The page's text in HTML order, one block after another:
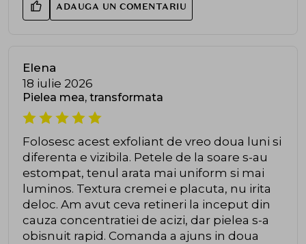
ADAUGA UN COMENTARIU
Elena
18 iulie 2026
Pielea mea, transformata
Folosesc acest exfoliant de vreo doua luni si
diferenta e vizibila. Petele de la soare s-au
estompat, tenul arata mai uniform si mai
luminos. Textura cremei e placuta, nu irita
deloc. Am avut ceva retineri la inceput din
cauza concentratiei de acizi, dar pielea s-a
obisnuit rapid. Comanda a ajuns in doua